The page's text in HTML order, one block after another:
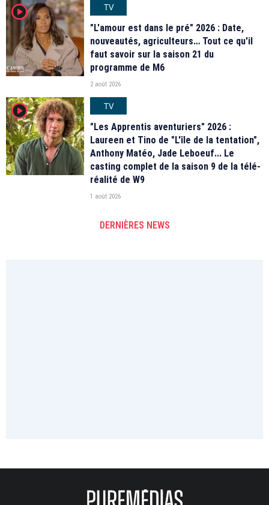
player2
TV
"L'amour est dans le pré" 2026 : Date,
nouveautés, agriculteurs… Tout ce qu'il
faut savoir sur la saison 21 du
programme de M6
2 août 2026
player2
TV
"Les Apprentis aventuriers" 2026 :
Laureen et Tino de "L'île de la tentation",
Anthony Matéo, Jade Leboeuf... Le
casting complet de la saison 9 de la télé-
réalité de W9
1 août 2026
DERNIÈRES NEWS